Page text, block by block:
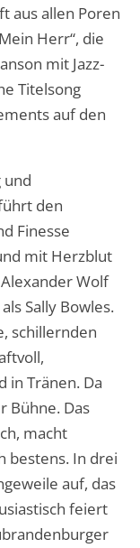
aus allen Poren
Herr“, die
mit Jazz-
Titelsong
auf den
und
den
Finesse
mit Herzblut
Wolf
Sally Bowles.
schillernden
in Tränen. Da
Bühne. Das
macht
bestens. In drei
auf, das
feiert